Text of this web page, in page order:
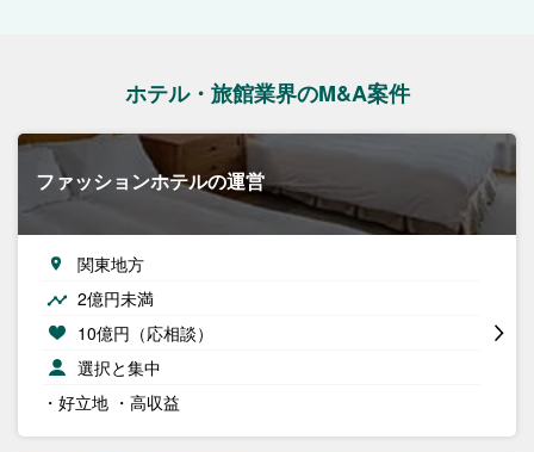
ホテル・旅館業界のM&A案件
ファッションホテルの運営
関東地方
2億円未満
10億円（応相談）
選択と集中
・好立地 ・高収益